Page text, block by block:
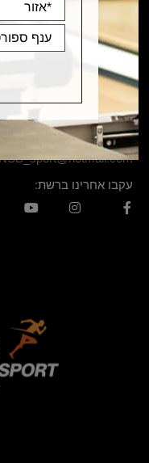
מדיניות משלוחים
שירות לקוחות
החלפות והחזרות
מדיניות פרטיות
Contact Us
NSB_sport@hotmail.com
עקבו אחרינו ברשת: